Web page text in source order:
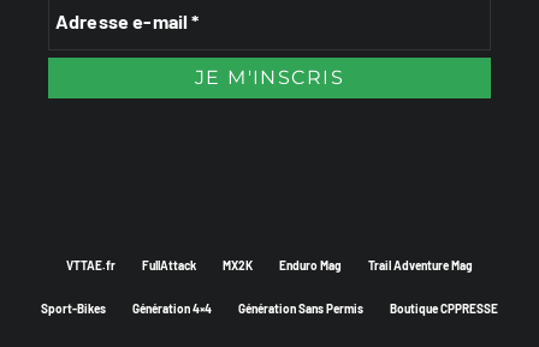
VTTAE.fr FullAttack MX2K Enduro Mag Trail Adventure Mag
Sport-Bikes Génération 4×4 Génération Sans Permis Boutique CPPRESSE